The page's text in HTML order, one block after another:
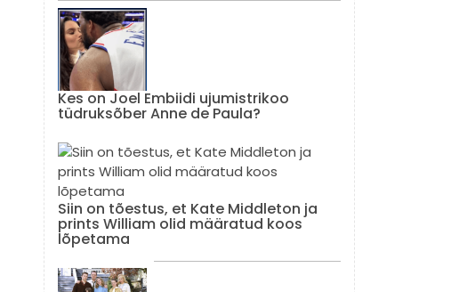
Kes on Joel Embiidi ujumistrikoo
tüdruksõber Anne de Paula?
Siin on tõestus, et Kate Middleton ja
prints William olid määratud koos
lõpetama